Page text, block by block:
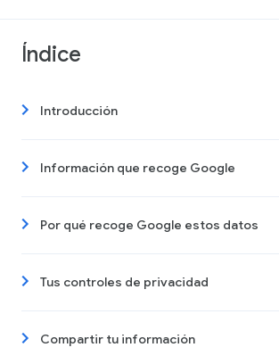
Índice
Introducción
Información que recoge Google
Por qué recoge Google estos datos
Tus controles de privacidad
Compartir tu información